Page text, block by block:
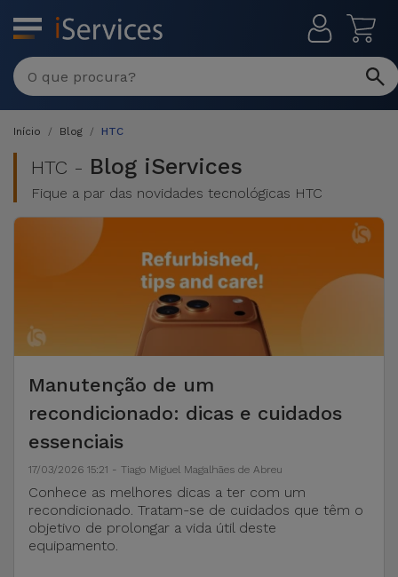
MENU
Reparações
Multimarca
Por
Avaria
/ iMac
Watch
Xiaomi
Huawei
iPhones
Recondicionados
MacBooks
Recondicionados
iPads
Recondicionados
Apple Watch
Samsung
Recondicionados
iMac
Produtos
Novidades
Adaptadores
Capas e
Películas
Powerbanks
Início Blog HTC
HTC - Blog iServices
Fique a par das novidades tecnológicas HTC
Manutenção de um
recondicionado: dicas e cuidados
essenciais
17/03/2026 15:21 - Tiago Miguel Magalhães de Abreu
Conhece as melhores dicas a ter com um
recondicionado. Tratam-se de cuidados que têm o
objetivo de prolongar a vida útil deste
equipamento.